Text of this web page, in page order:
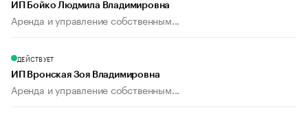
ИП Бойко Людмила Владимировна
Аренда и управление собственным...
ДЕЙСТВУЕТ
ИП Вронская Зоя Владимировна
Аренда и управление собственным...